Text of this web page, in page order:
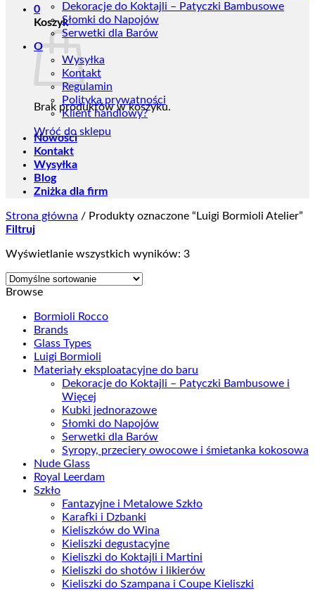
0
Koszyk
Brak produktów w koszyku.
Wróć do sklepu
Dekoracje do Koktajli – Patyczki Bambusowe
Słomki do Napojów
Serwetki dla Barów
O
Wysyłka
Kontakt
Regulamin
Polityka prywatności
Klient handlowy?
Nowości
Kontakt
Wysyłka
Blog
Zniżka dla firm
Strona główna / Produkty oznaczone “Luigi Bormioli Atelier”
Filtruj
Wyświetlanie wszystkich wyników: 3
Browse
Bormioli Rocco
Brands
Glass Types
Luigi Bormioli
Materiały eksploatacyjne do baru
Dekoracje do Koktajli – Patyczki Bambusowe i
Więcej
Kubki jednorazowe
Słomki do Napojów
Serwetki dla Barów
Syropy, przeciery owocowe i śmietanka kokosowa
Nude Glass
Royal Leerdam
Szkło
Fantazyjne i Metalowe Szkło
Karafki i Dzbanki
Kieliszków do Wina
Kieliszki degustacyjne
Kieliszki do Koktajli i Martini
Kieliszki do shotów i likierów
Kieliszki do Szampana i Coupe Kieliszki